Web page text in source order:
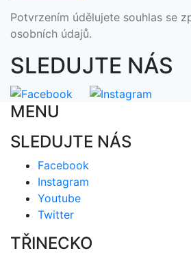
Potvrzením údělujete souhlas se
osobních údajů.
SLEDUJTE NÁS
MENU
SLEDUJTE NÁS
Facebook
Instagram
Youtube
Twitter
TŘINECKO